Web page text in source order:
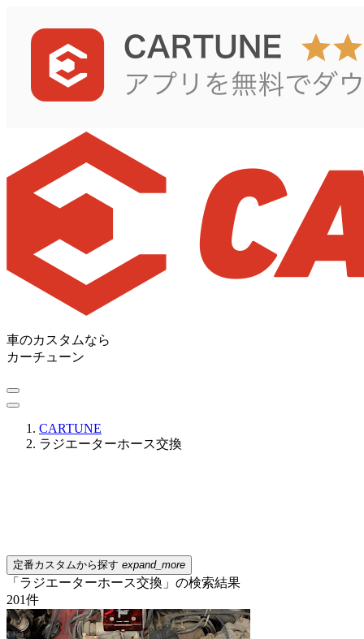
車のカスタムなら
カーチューン
CARTUNE
ラジエーターホース交換
定番カスタムから探す expand_more
「ラジエーターホース交換」の検索結果
201件